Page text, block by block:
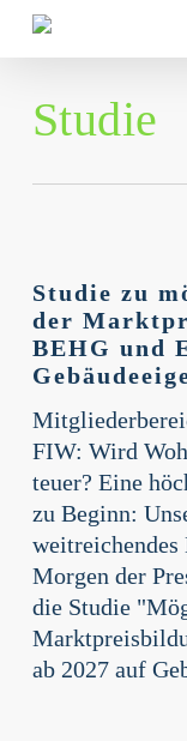
content
Studie
zu
möglichen
Auswirkungen
der
für
BEHG
und
ETS
2
ab
Studie zu
der
BEHG und
FIW: Wird
teuer? Eine
zu Beginn:
weitreichendes
Morgen der
die Studie
ab 2027 auf